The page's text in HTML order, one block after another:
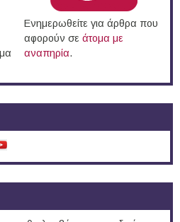
Ενημερωθείτε για άρθρα που
αφορούν σε άτομα με
αναπηρία.